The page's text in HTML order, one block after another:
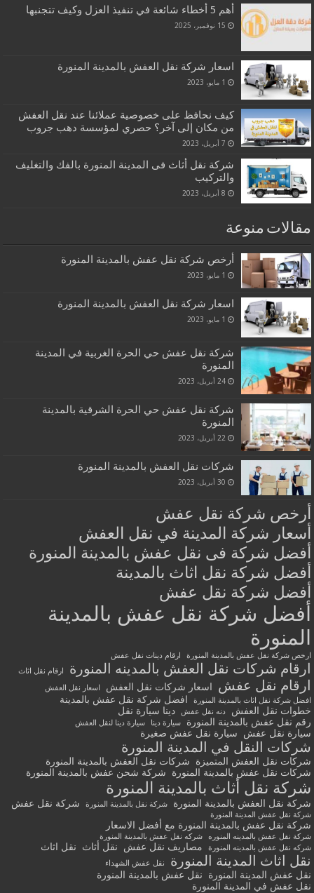
أهم 5 أخطاء شائعة في تنفيذ العزل وكيف تتجنبها
15 نوفمبر، 2025
اسعار شركة نقل العفش بالمدينة المنورة
1 مايو، 2023
كيف نحافظ على خصوصية عملائنا عند نقل العفش
من مكان إلى آخر؟ حصري لمؤسسة دهب جروب
7 أبريل، 2023
شركة نقل أثاث فى المدينة المنورة بالفك والتغليف
والتركيب
8 أبريل، 2023
مقالات منوعة
أرخص شركة نقل عفش بالمدينة المنورة
1 مايو، 2023
اسعار شركة نقل العفش بالمدينة المنورة
1 مايو، 2023
شركة نقل عفش حي الحرة الغربية في المدينة
المنورة
24 أبريل، 2023
شركة نقل عفش حي الحرة الشرقية بالمدينة
المنورة
22 أبريل، 2023
شركات نقل العفش بالمدينة المنورة
30 أبريل، 2023
أرخص شركة نقل عفش
أسعار شركة المدينة في نقل العفش
أفضل شركة فى نقل عفش بالمدينة المنورة
أفضل شركة نقل اثاث بالمدينة
أفضل شركة نقل عفش
أفضل شركة نقل عفش بالمدينة
المنورة
ارخص شركة نقل عفش بالمدينة المنورة ارقام دينات نقل عفش
ارقام شركات نقل العفش بالمدينه المنورة ارقام نقل اثاث
ارقام نقل عفش اسعار شركات نقل العفش
اسعار نقل العفش
افضل شركة نقل اثاث بالمدينة المنورة
افضل شركة نقل عفش بالمدينة
خطوات نقل العفش
دنه نقل عفش
دينا سيارة نقل
رقم نقل عفش بالمدينة المنورة
سيارة دينا سيارة دينا لنقل العفش
سيارة نقل عفش سيارة نقل عفش صغيرة
شركات النقل في المدينة المنورة
شركات نقل العفش المتميزة
شركات نقل العفش بالمدينة المنورة
شركات نقل عفش بالمدينة المنورة
شركة شحن عفش بالمدينة المنورة
شركة نقل أثاث بالمدينة المنورة
شركة نقل العفش بالمدينة المنورة شركة نقل بالمدينة المنورة شركة نقل عفش
شركة نقل عفش المدينة المنورة
شركة نقل عفش بالمدينة المنورة مع أفضل الاسعار
شركة نقل عفش بالمدينه المنوره
شركه نقل عفش بالمدينة المنورة
شركه نقل عفش بالمدينه المنورة
مصاريف نقل عفش نقل أثاث نقل اثاث
نقل اثاث المدينة المنورة نقل عفش الشهداء
نقل عفش المدينة المنورة
نقل عفش بالمدينة المنورة
نقل عفش في المدينة المنورة